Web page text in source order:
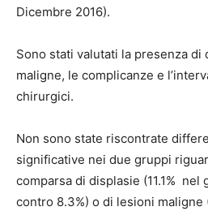
Dicembre 2016).
Sono stati valutati la presenza di
maligne, le complicanze e
chirurgici.
Non sono state riscontrate
significative nei due gruppi
comparsa di displasie (11.1%
contro 8.3%) o di lesioni